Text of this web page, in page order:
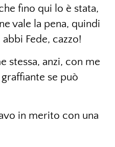
fino qui lo è stata,
vale la pena, quindi
Fede, cazzo!
stessa, anzi, con me
se può
in merito con una